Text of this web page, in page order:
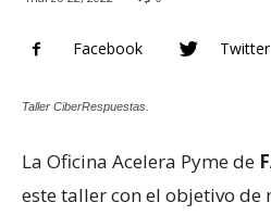
Facebook Twitter
Taller CiberRespuestas.
La Oficina Acelera Pyme de
este taller con el objetivo